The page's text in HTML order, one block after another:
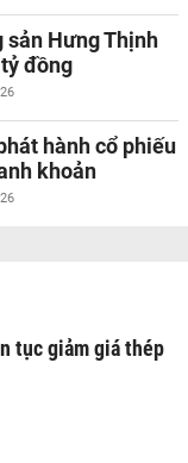
sản Hưng Thịnh
đồng
hành cổ phiếu
khoản
tục giảm giá thép